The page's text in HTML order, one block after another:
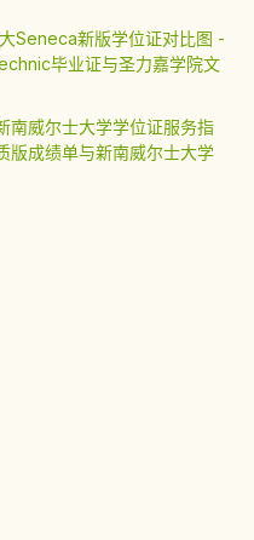
Seneca新版学位证对比图 -
毕业证与圣力嘉学院文
南威尔士大学学位证服务指
版成绩单与新南威尔士大学